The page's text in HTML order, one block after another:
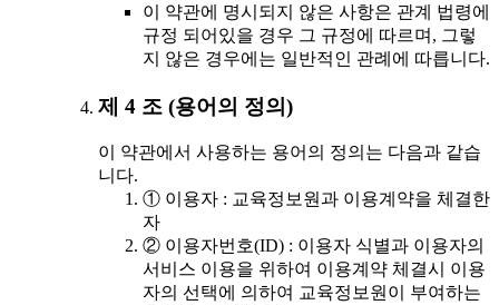
이 약관에 명시되지 않은 사항은 관계 법령에
규정 되어있을 경우 그 규정에 따르며, 그렇
지 않은 경우에는 일반적인 관례에 따릅니다.
제 4 조 (용어의 정의)
이 약관에서 사용하는 용어의 정의는 다음과 같습
니다.
① 이용자 : 교육정보원과 이용계약을 체결한
자
② 이용자번호(ID) : 이용자 식별과 이용자의
서비스 이용을 위하여 이용계약 체결시 이용
자의 선택에 의하여 교육정보원이 부여하는